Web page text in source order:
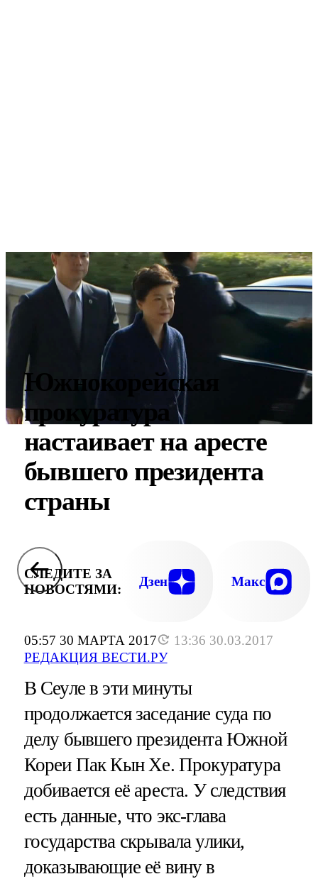
05:57 30 МАРТА 2017
13:36 30.03.2017
РЕДАКЦИЯ ВЕСТИ.РУ
Южнокорейская
прокуратура
настаивает на аресте
бывшего президента
страны
СЛЕДИТЕ ЗА
НОВОСТЯМИ:
Дзен Макс
В Сеуле в эти минуты
продолжается заседание суда по
делу бывшего президента Южной
Кореи Пак Кын Хе. Прокуратура
добивается её ареста. У следствия
есть данные, что экс-глава
государства скрывала улики,
доказывающие её вину в